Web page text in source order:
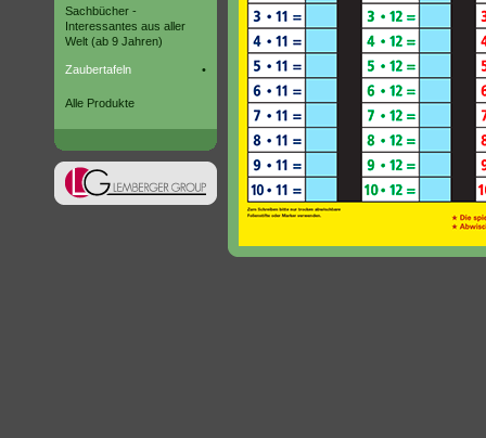
Sachbücher -
Interessantes aus aller
Welt (ab 9 Jahren)
Zaubertafeln •
Alle Produkte